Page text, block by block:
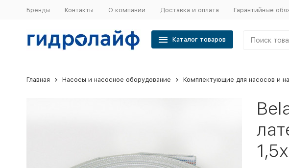
Бренды Контакты О компании Доставка и оплата Гарантийные
Каталог товаров
Главная Насосы и насосное оборудование Комплектующие для насосов и